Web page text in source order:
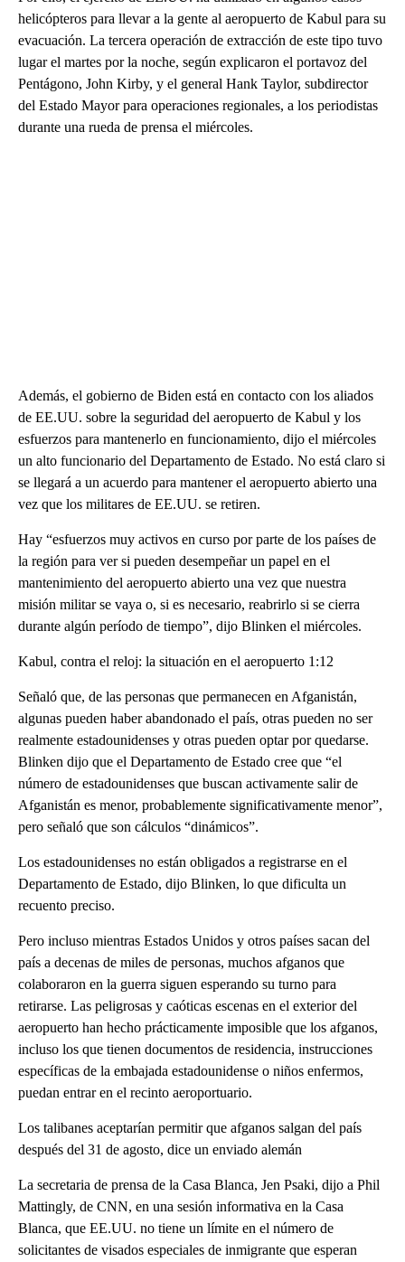
helicópteros para llevar a la gente al aeropuerto de Kabul para su
evacuación. La tercera operación de extracción de este tipo tuvo
lugar el martes por la noche, según explicaron el portavoz del
Pentágono, John Kirby, y el general Hank Taylor, subdirector
del Estado Mayor para operaciones regionales, a los periodistas
durante una rueda de prensa el miércoles.
Además, el gobierno de Biden está en contacto con los aliados
de EE.UU. sobre la seguridad del aeropuerto de Kabul y los
esfuerzos para mantenerlo en funcionamiento, dijo el miércoles
un alto funcionario del Departamento de Estado. No está claro si
se llegará a un acuerdo para mantener el aeropuerto abierto una
vez que los militares de EE.UU. se retiren.
Hay “esfuerzos muy activos en curso por parte de los países de
la región para ver si pueden desempeñar un papel en el
mantenimiento del aeropuerto abierto una vez que nuestra
misión militar se vaya o, si es necesario, reabrirlo si se cierra
durante algún período de tiempo”, dijo Blinken el miércoles.
Kabul, contra el reloj: la situación en el aeropuerto 1:12
Señaló que, de las personas que permanecen en Afganistán,
algunas pueden haber abandonado el país, otras pueden no ser
realmente estadounidenses y otras pueden optar por quedarse.
Blinken dijo que el Departamento de Estado cree que “el
número de estadounidenses que buscan activamente salir de
Afganistán es menor, probablemente significativamente menor”,
pero señaló que son cálculos “dinámicos”.
Los estadounidenses no están obligados a registrarse en el
Departamento de Estado, dijo Blinken, lo que dificulta un
recuento preciso.
Pero incluso mientras Estados Unidos y otros países sacan del
país a decenas de miles de personas, muchos afganos que
colaboraron en la guerra siguen esperando su turno para
retirarse. Las peligrosas y caóticas escenas en el exterior del
aeropuerto han hecho prácticamente imposible que los afganos,
incluso los que tienen documentos de residencia, instrucciones
específicas de la embajada estadounidense o niños enfermos,
puedan entrar en el recinto aeroportuario.
Los talibanes aceptarían permitir que afganos salgan del país
después del 31 de agosto, dice un enviado alemán
La secretaria de prensa de la Casa Blanca, Jen Psaki, dijo a Phil
Mattingly, de CNN, en una sesión informativa en la Casa
Blanca, que EE.UU. no tiene un límite en el número de
solicitantes de visados especiales de inmigrante que esperan